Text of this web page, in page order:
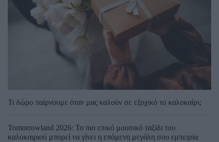
Τι δώρο παίρνουμε όταν μας καλούν σε εξοχικό το καλοκαίρι;
Tomorrowland 2026: Το πιο επικό μουσικό ταξίδι του
καλοκαιριού μπορεί να γίνει η επόμενη μεγάλη σου εμπειρία